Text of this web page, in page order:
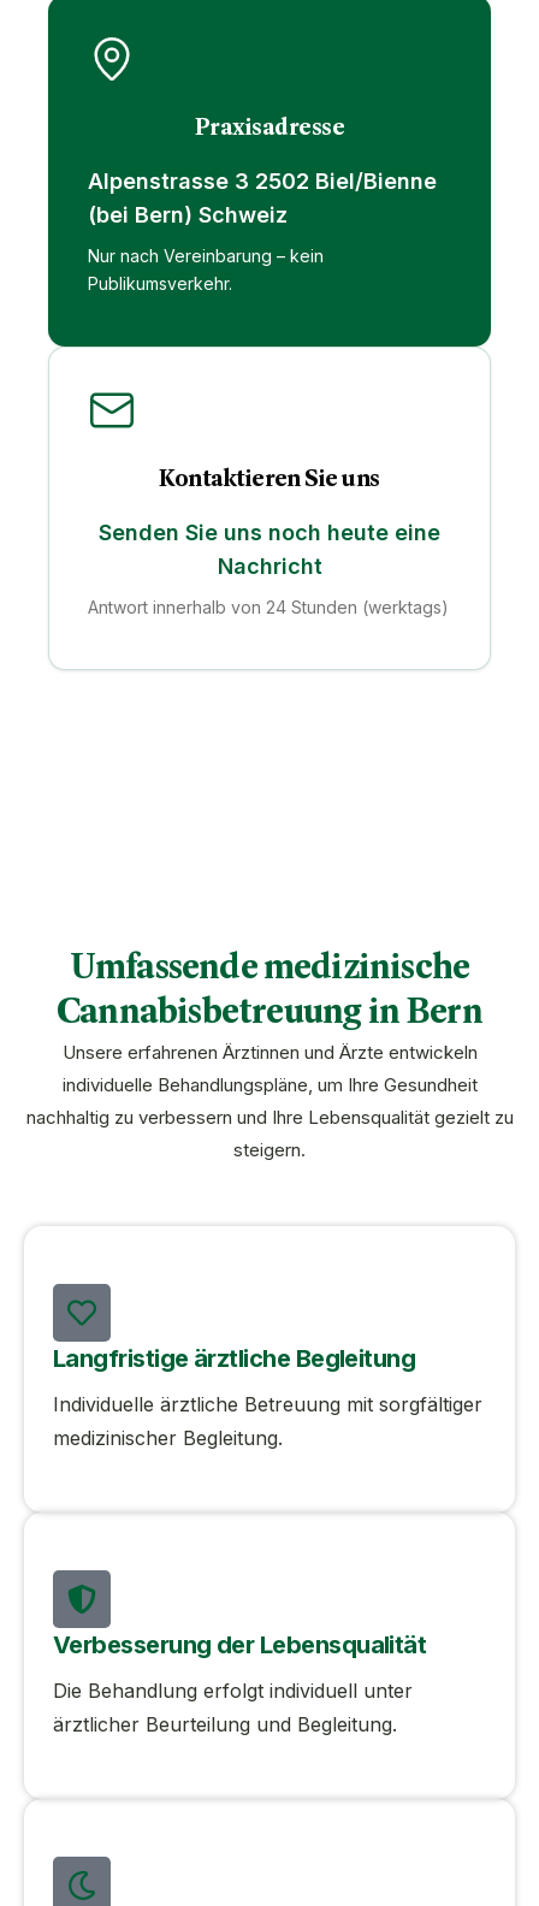
Praxisadresse
Alpenstrasse 3 2502 Biel/Bienne
(bei Bern) Schweiz
Nur nach Vereinbarung – kein
Publikumsverkehr.
Kontaktieren Sie uns
Senden Sie uns noch heute eine
Nachricht
Antwort innerhalb von 24 Stunden (werktags)
Umfassende medizinische
Cannabisbetreuung in Bern
Unsere erfahrenen Ärztinnen und Ärzte entwickeln
individuelle Behandlungspläne, um Ihre Gesundheit
nachhaltig zu verbessern und Ihre Lebensqualität gezielt zu
steigern.
Langfristige ärztliche Begleitung
Individuelle ärztliche Betreuung mit sorgfältiger
medizinischer Begleitung.
Verbesserung der Lebensqualität
Die Behandlung erfolgt individuell unter
ärztlicher Beurteilung und Begleitung.